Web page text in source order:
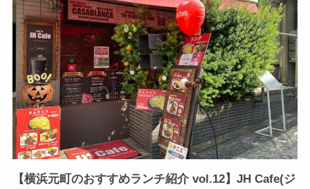
【横浜元町のおすすめランチ紹介 vol.12】JH Cafe(ジ